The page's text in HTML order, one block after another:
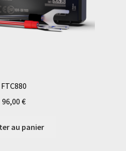
FTC880
96,00 €
au panier